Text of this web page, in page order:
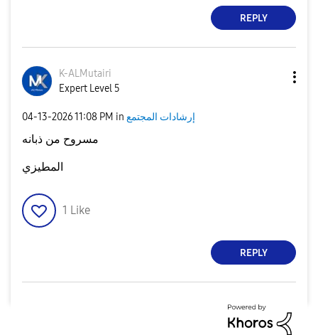
REPLY
K-ALMutairi
Expert Level 5
‎04-13-202611:08 PM in إرشادات المجتمع
مسروح من ذبانه
المطيزي
1 Like
REPLY